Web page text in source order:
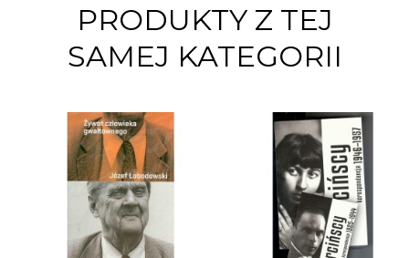
PRODUKTY Z TEJ
SAMEJ KATEGORII